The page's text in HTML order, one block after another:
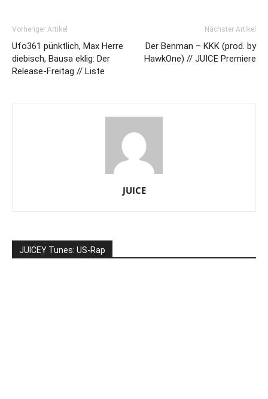
Vorheriger Artikel
Ufo361 pünktlich, Max Herre
diebisch, Bausa eklig: Der
Release-Freitag // Liste
Nächster Artikel
Der Benman – KKK (prod. by
HawkOne) // JUICE Premiere
JUICE
JUICEY Tunes: US-Rap